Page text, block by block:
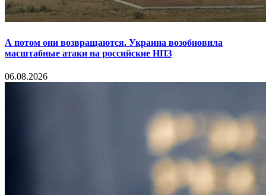
А потом они возвращаются. Украина возобновила
масштабные атаки на российские НПЗ
06.08.2026